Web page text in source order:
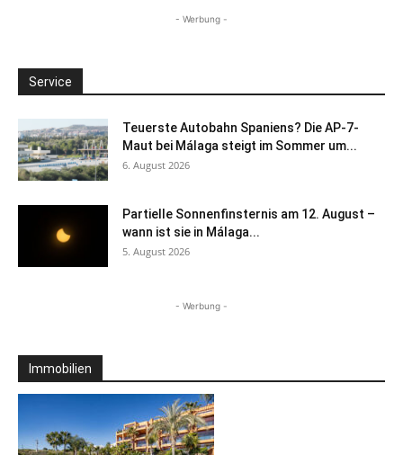
- Werbung -
Service
Teuerste Autobahn Spaniens? Die AP-7-
Maut bei Málaga steigt im Sommer um...
6. August 2026
Partielle Sonnenfinsternis am 12. August –
wann ist sie in Málaga...
5. August 2026
- Werbung -
Immobilien